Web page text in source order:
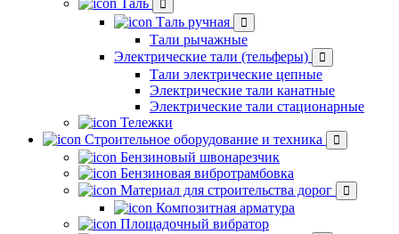
Таль
Таль ручная
Тали рычажные
Электрические тали (тельферы)
Тали электрические цепные
Электрические тали канатные
Электрические тали стационарные
Тележки
Строительное оборудование и техника
Бензиновый швонарезчик
Бензиновая вибротрамбовка
Материал для строительства дорог
Композитная арматура
Площадочный вибратор